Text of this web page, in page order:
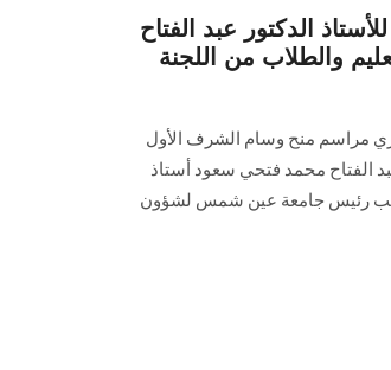
الدكتور عبد الفتاح
والطلاب من اللجنة
٣ من أغسطس الجاري مراسم منح وسام الشرف الأول
الفتاح محمد فتحي سعود أستاذ
رئيس جامعة عين شمس لشؤون